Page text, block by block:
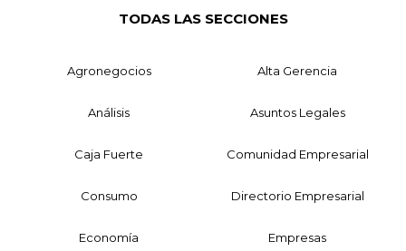
TODAS LAS SECCIONES
Agronegocios Alta Gerencia
Análisis Asuntos Legales
Caja Fuerte Comunidad Empresarial
Consumo Directorio Empresarial
Economía Empresas